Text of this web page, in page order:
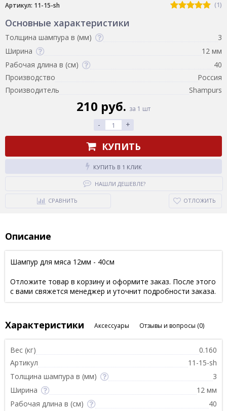
Артикул: 11-15-sh (1)
Основные характеристики
Толщина шампура в (мм)
3
Ширина
12 мм
Рабочая длина в (см)
40
Производство
Россия
Производитель
Shampurs
210 руб. за 1 шт
- +
КУПИТЬ
КУПИТЬ В 1 КЛИК
НАШЛИ ДЕШЕВЛЕ?
СРАВНИТЬ ОТЛОЖИТЬ
Описание
Шампур для мяса 12мм - 40см
Отложите товар в корзину и оформите заказ. После этого
с вами свяжется менеджер и уточнит подробности заказа.
Характеристики Аксессуары Отзывы и вопросы (0)
Вес (кг)
0.160
Артикул
11-15-sh
Толщина шампура в (мм)
3
Ширина
12 мм
Рабочая длина в (см)
40